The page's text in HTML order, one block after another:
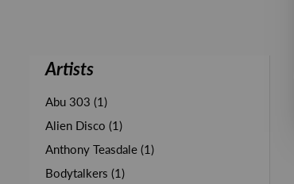
Artists
Abu 303 (1)
Alien Disco (1)
Anthony Teasdale (1)
Bodytalkers (1)